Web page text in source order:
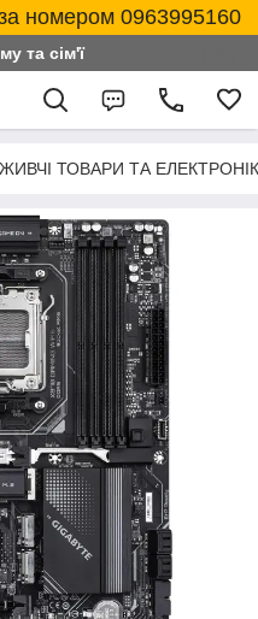
номером 0963995160
та сім'ї
ТОВАРИ ТА